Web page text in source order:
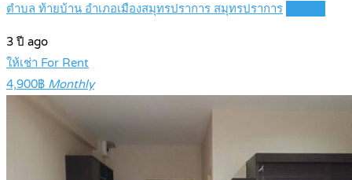
ตำบล ท้ายบ้าน อำเภอเมืองสมุทรปราการ สมุทรปราการ
3 ปี ago
ให้เช่า For Rent
4,900฿ Monthly